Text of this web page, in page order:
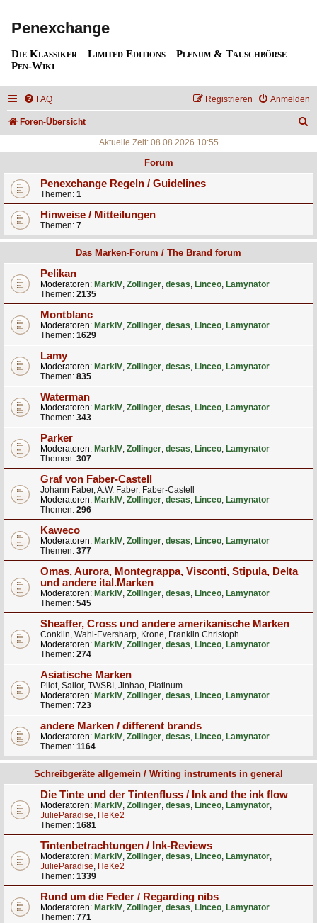
Penexchange
Die Klassiker Limited Editions
Plenum & Tauschbörse
Pen-Wiki
FAQ Anmelden
Registrieren
Foren-Übersicht
Aktuelle Zeit: 08.08.2026 10:55
Forum
Penexchange Regeln / Guidelines
Themen: 1
Hinweise / Mitteilungen
Themen: 7
Das Marken-Forum / The Brand forum
Pelikan
Moderatoren: MarkIV, Zollinger, desas, Linceo, Lamynator
Themen: 2135
Montblanc
Moderatoren: MarkIV, Zollinger, desas, Linceo, Lamynator
Themen: 1629
Lamy
Moderatoren: MarkIV, Zollinger, desas, Linceo, Lamynator
Themen: 835
Waterman
Moderatoren: MarkIV, Zollinger, desas, Linceo, Lamynator
Themen: 343
Parker
Moderatoren: MarkIV, Zollinger, desas, Linceo, Lamynator
Themen: 307
Graf von Faber-Castell
Johann Faber, A.W. Faber, Faber-Castell
Moderatoren: MarkIV, Zollinger, desas, Linceo, Lamynator
Themen: 296
Kaweco
Moderatoren: MarkIV, Zollinger, desas, Linceo, Lamynator
Themen: 377
Omas, Aurora, Montegrappa, Visconti, Stipula, Delta
und andere ital.Marken
Moderatoren: MarkIV, Zollinger, desas, Linceo, Lamynator
Themen: 545
Sheaffer, Cross und andere amerikanische Marken
Conklin, Wahl-Eversharp, Krone, Franklin Christoph
Moderatoren: MarkIV, Zollinger, desas, Linceo, Lamynator
Themen: 274
Asiatische Marken
Pilot, Sailor, TWSBI, Jinhao, Platinum
Moderatoren: MarkIV, Zollinger, desas, Linceo, Lamynator
Themen: 723
andere Marken / different brands
Moderatoren: MarkIV, Zollinger, desas, Linceo, Lamynator
Themen: 1164
Schreibgeräte allgemein / Writing instruments in general
Die Tinte und der Tintenfluss / Ink and the ink flow
Moderatoren: MarkIV, Zollinger, desas, Linceo, Lamynator,
JulieParadise, HeKe2
Themen: 1681
Tintenbetrachtungen / Ink-Reviews
Moderatoren: MarkIV, Zollinger, desas, Linceo, Lamynator,
JulieParadise, HeKe2
Themen: 1339
Rund um die Feder / Regarding nibs
Moderatoren: MarkIV, Zollinger, desas, Linceo, Lamynator
Themen: 771